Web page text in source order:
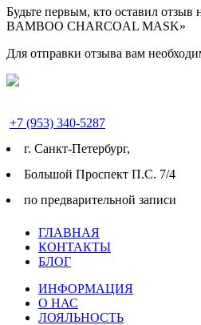
Будьте первым, кто оставил
BAMBOO CHARCOAL MASK»
Для отправки отзыва вам
+7 (953) 340-5287
г. Cанкт-Петербург,
Большой Проспект П.С. 7/4
по предварительной записи
ГЛАВНАЯ
КОНТАКТЫ
БЛОГ
ИНФОРМАЦИЯ
О НАС
ЛОЯЛЬНОСТЬ